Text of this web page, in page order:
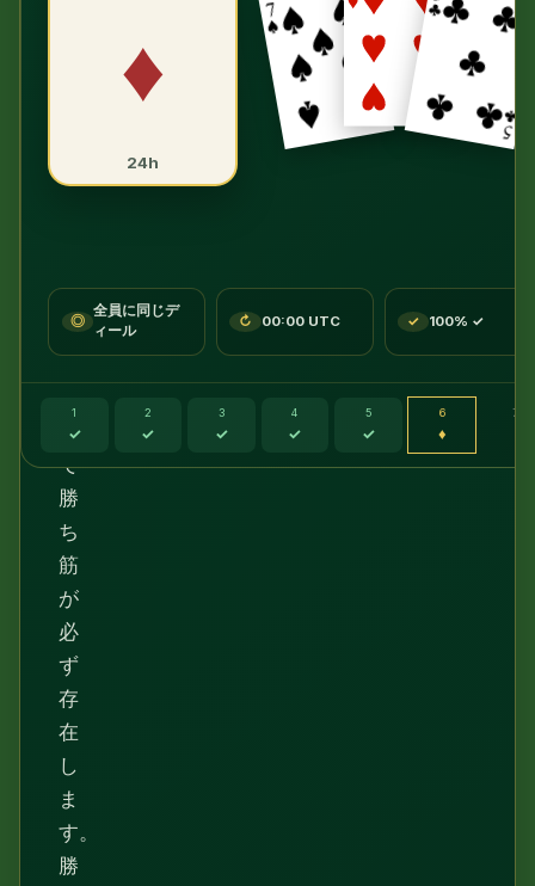
済
の
で
勝
ち
筋
が
必
ず
存
在
し
ま
す。
勝
♦
24h
◎
全員に同じデ
ィール
↻ 00:00 UTC ✓ 100% ✓
1
✓
2
✓
3
✓
4
✓
5
✓
6
♦
7